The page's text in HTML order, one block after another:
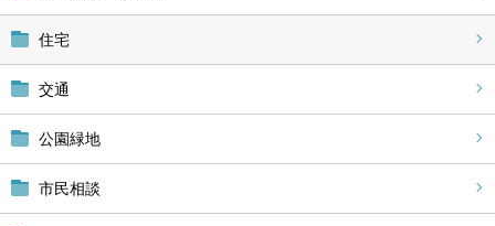
住宅
交通
公園緑地
市民相談